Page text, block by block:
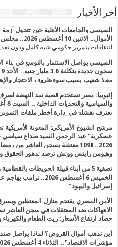
أخر الأخبار
السيسي والجامعات الأهلية حين تتحول
انتقادات بتمرير حكومي شبه كامل ودون
معاذ شعيب بسبب سوء ظروف الاحتجاز
إثيوبيا: مصر تستخدم قضية سد النهضة لصرف
يعترف بفشله في إدارة أخطر ملفات
مرشح الشيوخ الأمريكي: المعونة الأمريكية
وهيومن رايتس ووتش ترصد تدهور الحقوق
تصفية 5 من أبناء قبيلة الحويطات
الخميس 6 أغسطس 2026..
إسرائيل واليهود”
الأمن المصري يقتحم منازل المعتقلين
حصاد ارتفاع الأسعار: زيت الطعام والكهرباء
أين تذهب أموال القروض؟ لماذا يواصل